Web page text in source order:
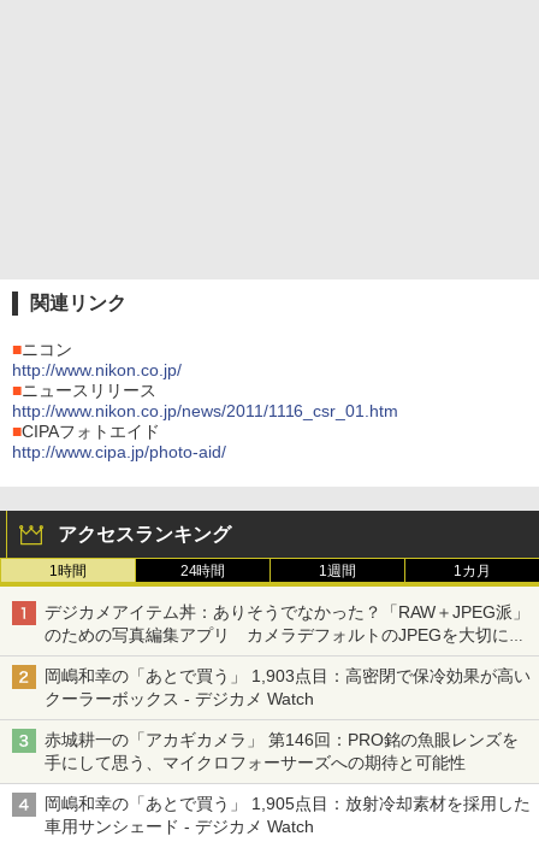
関連リンク
■ニコン
http://www.nikon.co.jp/
■ニュースリリース
http://www.nikon.co.jp/news/2011/1116_csr_01.htm
■CIPAフォトエイド
http://www.cipa.jp/photo-aid/
アクセスランキング
1時間 24時間 1週間 1カ月
デジカメアイテム丼：ありそうでなかった？「RAW＋JPEG派」
のための写真編集アプリ カメラデフォルトのJPEGを大切にす
る「Filmator」
岡嶋和幸の「あとで買う」 1,903点目：高密閉で保冷効果が高い
クーラーボックス - デジカメ Watch
赤城耕一の「アカギカメラ」 第146回：PRO銘の魚眼レンズを
手にして思う、マイクロフォーサーズへの期待と可能性
岡嶋和幸の「あとで買う」 1,905点目：放射冷却素材を採用した
車用サンシェード - デジカメ Watch